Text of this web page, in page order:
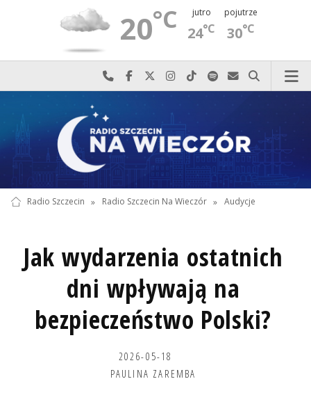
20°C jutro
24°C
pojutrze
30°C
Najlepiej po prostu do nas zadzwoń
Odwiedź nas na Facebook-u
Odwiedź nas na X
Odwiedź nas na Instagram-ie
Odwiedź nas na TikTok-u
Szukaj nas na Spotify
Wyślij do nas
Szukaj
Radio Szczecin » Radio Szczecin Na Wieczór » Audycje
Jak wydarzenia ostatnich
dni wpływają na
bezpieczeństwo Polski?
2026-05-18
PAULINA ZAREMBA